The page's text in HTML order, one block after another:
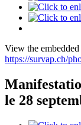
View the
https://survap.ch/
le 28